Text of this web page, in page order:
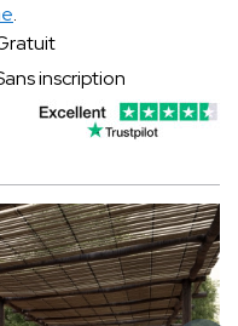
.
inscription